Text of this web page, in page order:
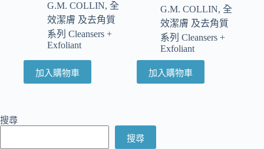
G.M. COLLIN, 全
效潔膚 及去角質
系列 Cleansers +
Exfoliant
加入購物車
G.M. COLLIN,全
效潔膚 及去角質
系列 Cleansers +
Exfoliant
加入購物車
搜尋
搜尋